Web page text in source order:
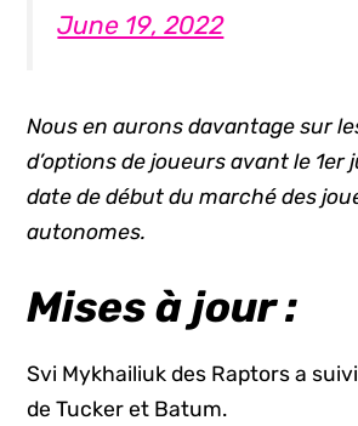
June 19, 2022
Nous en aurons davantage sur
d’options de joueurs avant le 1er
date de début du marché des
autonomes.
Mises à jour :
Svi Mykhailiuk des Raptors a
de Tucker et Batum.